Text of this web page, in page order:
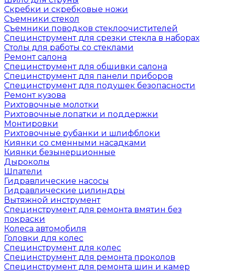
Скребки и скребковые ножи
Съемники стекол
Съемники поводков стеклоочистителей
Специнструмент для срезки стекла в наборах
Столы для работы со стеклами
Ремонт салона
Специнструмент для обшивки салона
Специнструмент для панели приборов
Специнструмент для подушек безопасности
Ремонт кузова
Рихтовочные молотки
Рихтовочные лопатки и поддержки
Монтировки
Рихтовочные рубанки и шлифблоки
Киянки со сменными насадками
Киянки безынерционные
Дыроколы
Шпатели
Гидравлические насосы
Гидравлические цилиндры
Вытяжной инструмент
Специнструмент для ремонта вмятин без
покраски
Колеса автомобиля
Головки для колес
Специнструмент для колес
Специнструмент для ремонта проколов
Специнструмент для ремонта шин и камер